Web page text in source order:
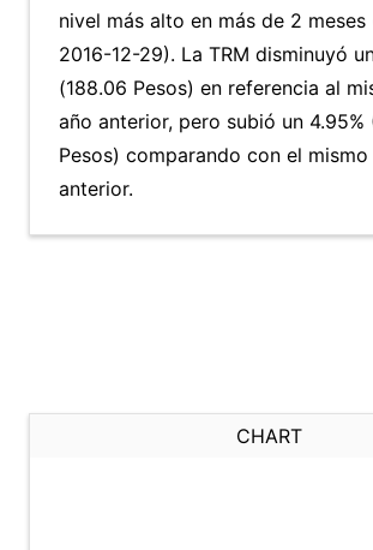
nivel más alto en más de 2 meses
2016-12-29). La TRM disminuyó
(188.06 Pesos) en referencia al
año anterior, pero subió un 4.95%
Pesos) comparando con el
anterior.
CHART